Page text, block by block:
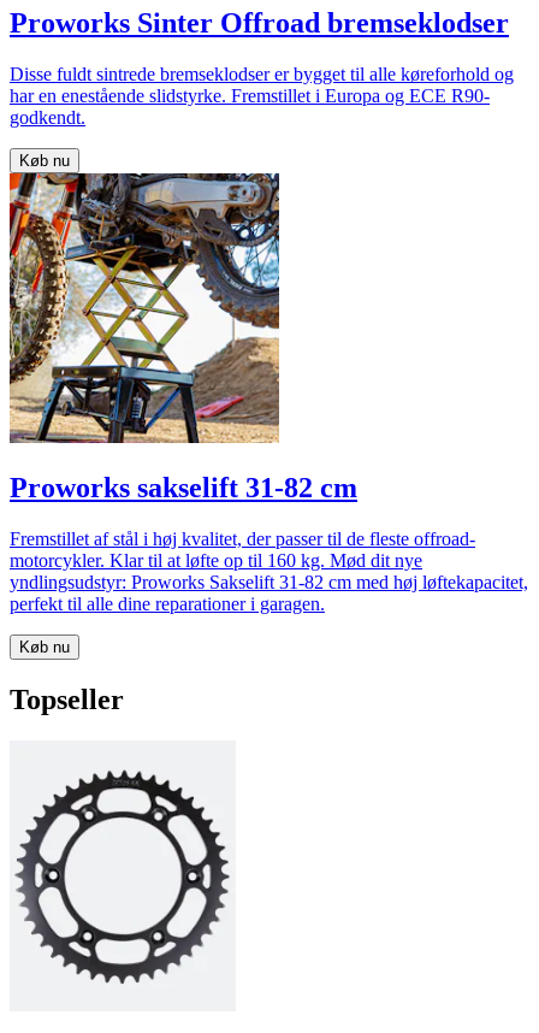
Proworks Sinter Offroad bremseklodser
Disse fuldt sintrede bremseklodser er bygget til alle køreforhold og
har en enestående slidstyrke. Fremstillet i Europa og ECE R90-
godkendt.
Køb nu
Proworks sakselift 31-82 cm
Fremstillet af stål i høj kvalitet, der passer til de fleste offroad-
motorcykler. Klar til at løfte op til 160 kg. Mød dit nye
yndlingsudstyr: Proworks Sakselift 31-82 cm med høj løftekapacitet,
perfekt til alle dine reparationer i garagen.
Køb nu
Topseller